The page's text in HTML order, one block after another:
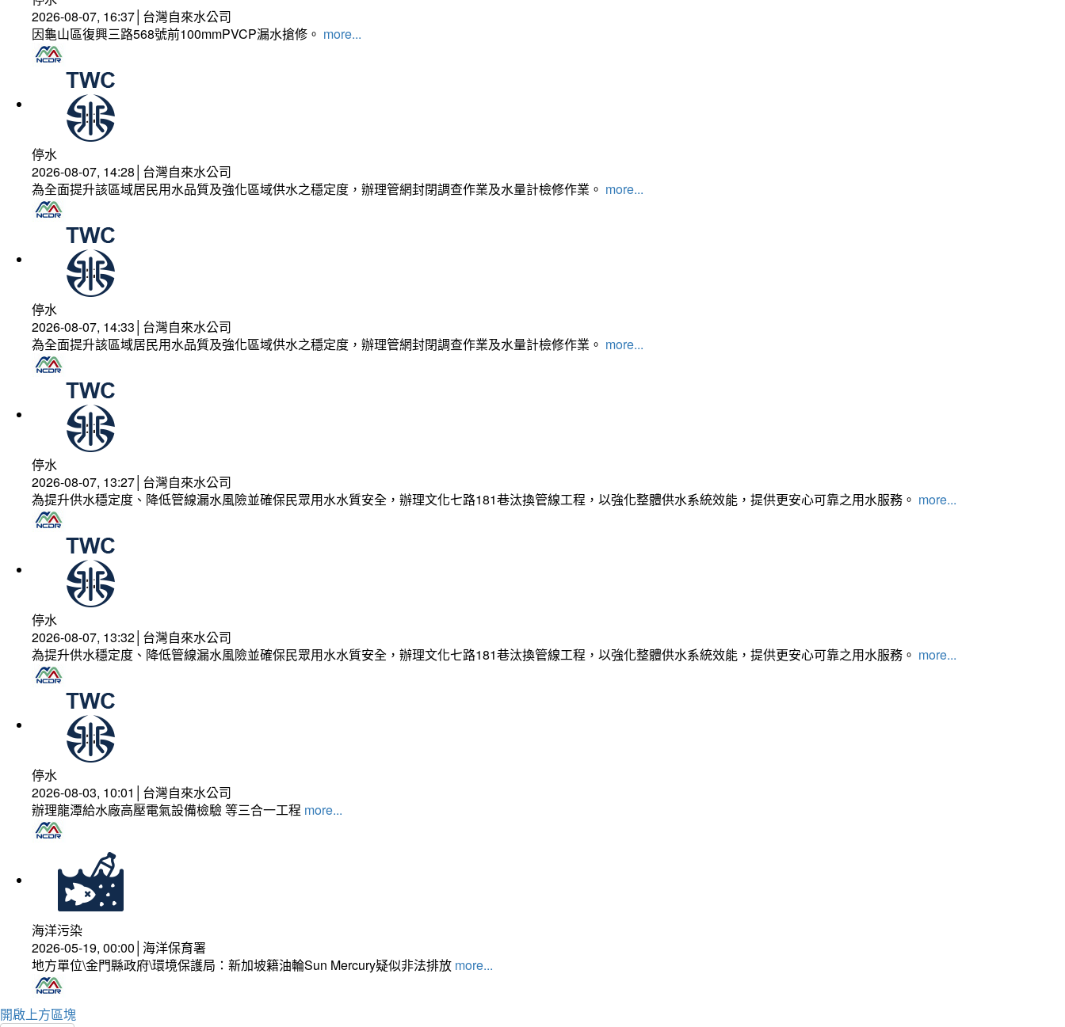
2026-08-07, 16:37│台灣自來水公司
因龜山區復興三路568號前100mmPVCP漏水搶修。 more...
停水
2026-08-07, 14:28│台灣自來水公司
為全面提升該區域居民用水品質及強化區域供水之穩定度，辦理管網封閉調查作業及水量計檢修作業。 more...
停水
2026-08-07, 14:33│台灣自來水公司
為全面提升該區域居民用水品質及強化區域供水之穩定度，辦理管網封閉調查作業及水量計檢修作業。 more...
停水
2026-08-07, 13:27│台灣自來水公司
為提升供水穩定度、降低管線漏水風險並確保民眾用水水質安全，辦理文化七路181巷汰換管線工程，以強化整體供水系統效能，提供更安心可靠之用水服務。 more...
停水
2026-08-07, 13:32│台灣自來水公司
為提升供水穩定度、降低管線漏水風險並確保民眾用水水質安全，辦理文化七路181巷汰換管線工程，以強化整體供水系統效能，提供更安心可靠之用水服務。 more...
停水
2026-08-03, 10:01│台灣自來水公司
辦理龍潭給水廠高壓電氣設備檢驗 等三合一工程 more...
海洋污染
2026-05-19, 00:00│海洋保育署
地方單位\金門縣政府\環境保護局：新加坡籍油輪Sun Mercury疑似非法排放 more...
開啟上方區塊